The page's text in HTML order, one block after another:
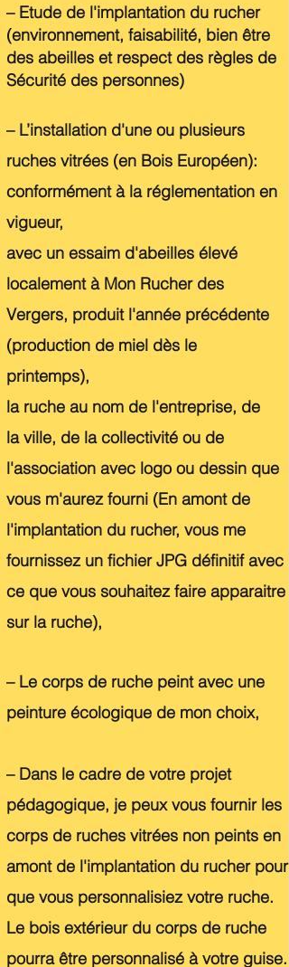
–Etude de l'implantation du rucher
(environnement, faisabilité, bien être
des abeilles et respect des règles de
Sécurité des personnes)
– L’installation d'une ou plusieurs
ruches vitrées (en Bois Européen):
conformément à la réglementation en
vigueur,
avec un essaim d'abeilles élevé
localement à Mon Rucher des
Vergers, produit l'année précédente
(production de miel dès le
printemps),
la ruche au nom de l'entreprise, de
laville, de lacollectivité ou de
l'association avec logo ou dessin que
vous m'aurez fourni (En amont de
l'implantation du rucher, vous me
fournissez un fichier JPG définitif avec
ce que vous souhaitez faire apparaitre
sur la ruche),
– Le corps de ruche peint avec une
peinture écologique de mon choix,
– Dans le cadre de votre projet
pédagogique, je peux vous fournir les
corps de ruches vitrées non peints en
amont de l'implantation du rucher pour
que vous personnalisiez votre ruche.
Le bois extérieurdu corps de ruche
pourra être personnalisé à votre guise.